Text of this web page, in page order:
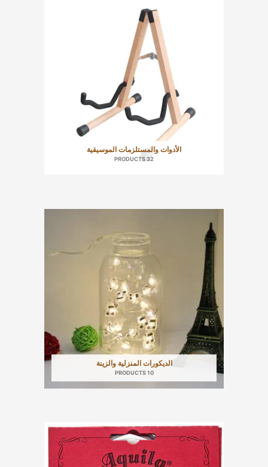
الأدوات والمستلزمات الموسيقية
32 PRODUCTS
الديكورات المنزلية والزينة
10 PRODUCTS